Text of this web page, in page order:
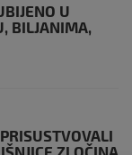
U
BILJANIMA,
ZLOČINA